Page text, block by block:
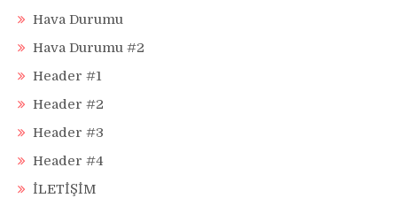
Hava Durumu
Hava Durumu #2
Header #1
Header #2
Header #3
Header #4
İLETİŞİM